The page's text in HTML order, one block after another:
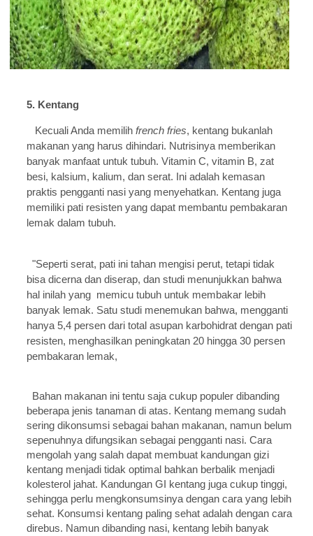
5. Kentang
Kecuali Anda memilihfrench fries, kentang bukanlah
makanan yang harus dihindari. Nutrisinya memberikan
banyak manfaat untuk tubuh. Vitamin C, vitamin B, zat
besi, kalsium, kalium, dan serat. Ini adalah kemasan
praktis pengganti nasi yang menyehatkan. Kentang juga
memiliki pati resisten yang dapat membantu pembakaran
lemak dalam tubuh.
"Seperti serat, pati ini tahan mengisi perut, tetapi tidak
bisa dicerna dan diserap, dan studi menunjukkan bahwa
hal inilah yang memicu tubuh untuk membakar lebih
banyak lemak. Satu studi menemukan bahwa, mengganti
hanya 5,4 persen dari total asupan karbohidrat dengan pati
resisten, menghasilkan peningkatan 20 hingga 30 persen
pembakaran lemak,
Bahan makanan ini tentu saja cukup populer dibanding
beberapa jenis tanaman di atas. Kentang memang sudah
sering dikonsumsi sebagai bahan makanan, namun belum
sepenuhnya difungsikan sebagai pengganti nasi. Cara
mengolah yang salah dapat membuat kandungan gizi
kentang menjadi tidak optimal bahkan berbalik menjadi
kolesterol jahat. Kandungan GI kentang juga cukup tinggi,
sehingga perlu mengkonsumsinya dengan cara yang lebih
sehat. Konsumsi kentang paling sehat adalah dengan cara
direbus. Namun dibanding nasi, kentang lebih banyak